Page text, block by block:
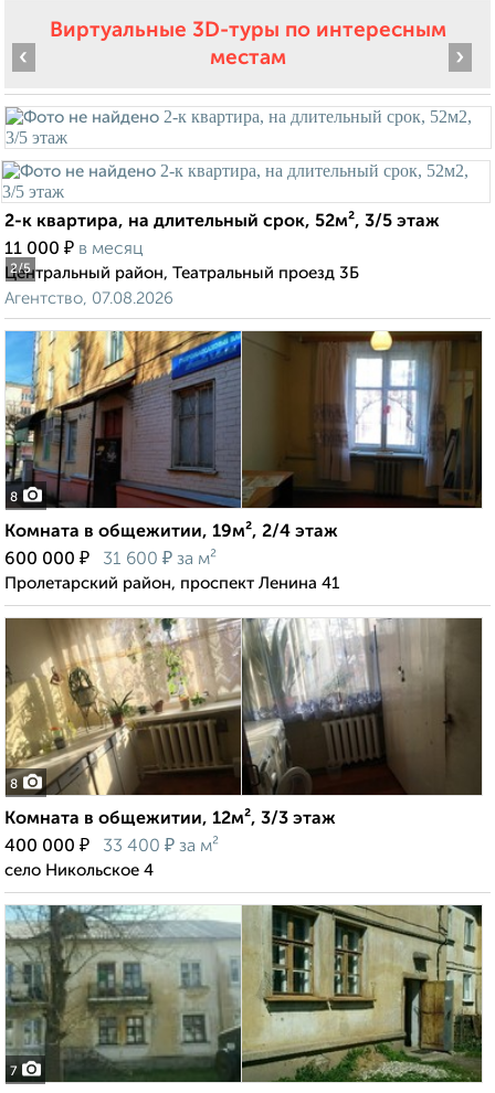
Виртуальные 3D-туры по интересным
местам
2/5
‹ ›
2-к квартира, на длительный срок, 52м², 3/5 этаж
11 000 ₽ в месяц
Центральный район, Театральный проезд 3Б
Агентство, 07.08.2026
8
Комната в общежитии, 19м², 2/4 этаж
600 000 ₽ 31 600 ₽ за м²
Пролетарский район, проспект Ленина 41
8
Комната в общежитии, 12м², 3/3 этаж
400 000 ₽ 33 400 ₽ за м²
село Никольское 4
7